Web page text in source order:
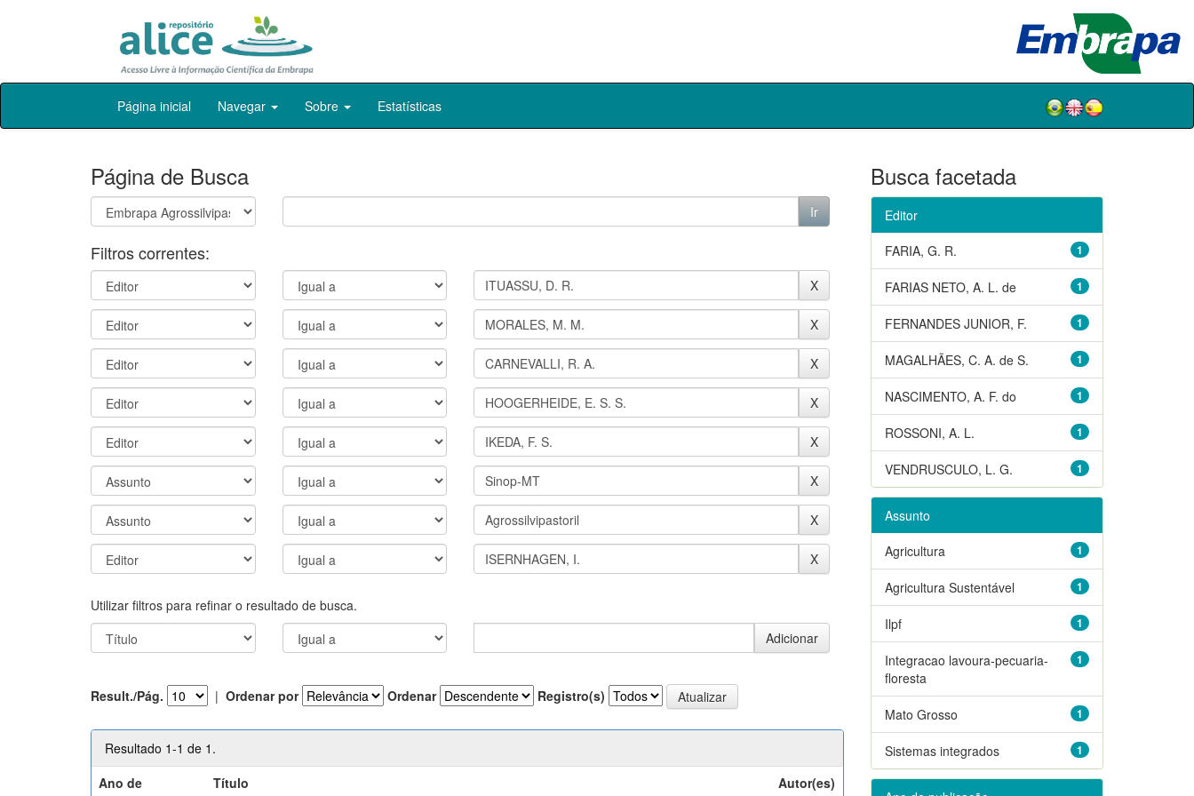
Skip
Página inicial Navegar Sobre Estatísticas
Página de Busca
Filtros correntes:
Utilizar filtros para refinar o resultado de busca.
Result./Pág. | Ordenar por Ordenar Registro(s)
Resultado 1-1 de 1.
Ano de
Título Autor(es)
Busca facetada
Editor
1
FARIA, G. R.
1
FARIAS NETO, A. L. de
1
FERNANDES JUNIOR, F.
1
MAGALHÃES, C. A. de S.
1
NASCIMENTO, A. F. do
1
ROSSONI, A. L.
1
VENDRUSCULO, L. G.
Assunto
1
Agricultura
1
Agricultura Sustentável
1
Ilpf
1
Integracao lavoura-pecuaria-
floresta
1
Mato Grosso
1
Sistemas integrados